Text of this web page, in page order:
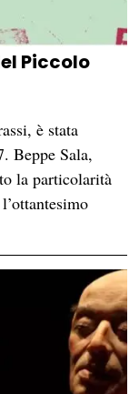
Piccolo
è stata
Beppe Sala,
la particolarità